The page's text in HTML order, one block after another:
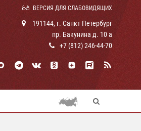
ВЕРСИЯ ДЛЯ СЛАБОВИДЯЩИХ
191144, г. Санкт Петербург
пр. Бакунина д. 10 а
+7 (812) 246-44-70